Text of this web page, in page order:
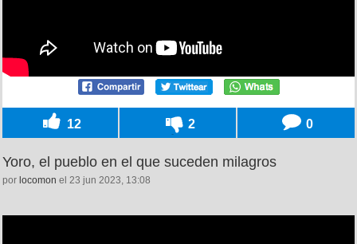
12 2 0
Yoro, el pueblo en el que suceden milagros
por locomon el 23 jun 2023, 13:08